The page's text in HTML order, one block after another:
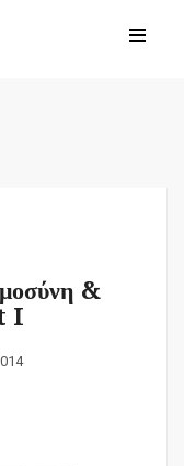
&
I